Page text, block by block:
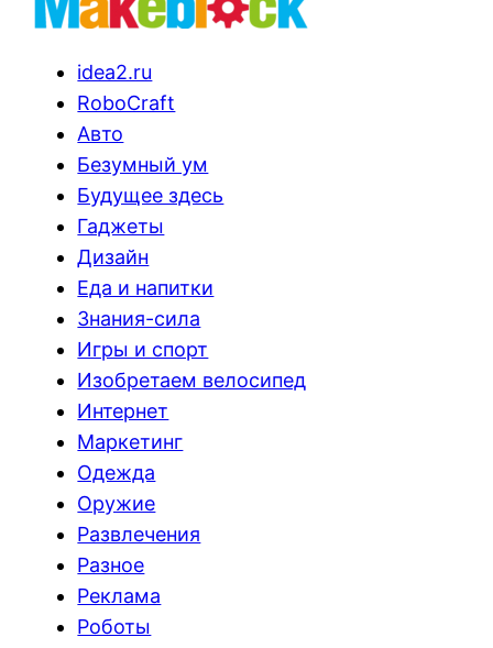
idea2.ru
RoboCraft
Авто
Безумный ум
Будущее здесь
Гаджеты
Дизайн
Еда и напитки
Знания-сила
Игры и спорт
Изобретаем велосипед
Интернет
Маркетинг
Одежда
Оружие
Развлечения
Разное
Реклама
Роботы